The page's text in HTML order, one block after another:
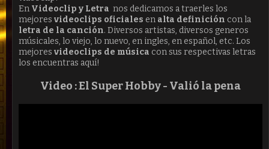
En Videoclip y Letra nos dedicamos a traerles los
mejores videoclips oficiales en alta definición con la
letra de la canción. Diversos artistas, diversos generos
músicales, lo viejo, lo nuevo, en ingles, en español, etc. Los
mejores videoclips de música con sus respectivas letras
los encuentras aquí!
Video : El Super Hobby - Valió la pena